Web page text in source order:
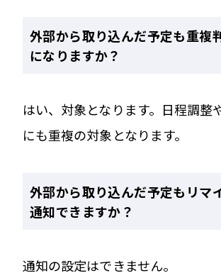
外部から取り込んだ予定も重複
になりますか？
はい、対象となります。日程調整
にも重複の対象となります。
外部から取り込んだ予定もリマ
通知できますか？
通知の設定はできません。